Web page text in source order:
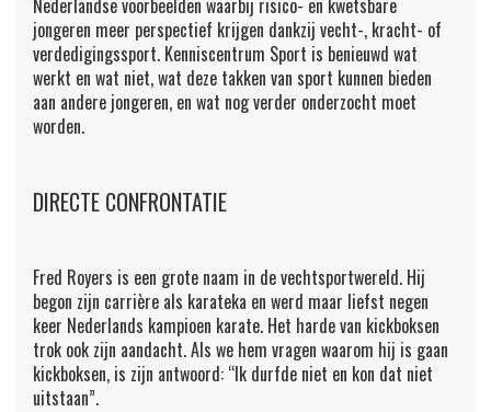
jongeren meer perspectief krijgen dankzij vecht-, kracht- of
verdedigingssport. Kenniscentrum Sport is benieuwd wat
werkt en wat niet, wat deze takken van sport kunnen bieden
aan andere jongeren, en wat nog verder onderzocht moet
worden.
DIRECTE CONFRONTATIE
Fred Royers is een grote naam in de vechtsportwereld. Hij
begon zijn carrière als karateka en werd maar liefst negen
keer Nederlands kampioen karate. Het harde van kickboksen
trok ook zijn aandacht. Als we hem vragen waarom hij is gaan
kickboksen, is zijn antwoord: “Ik durfde niet en kon dat niet
uitstaan”.